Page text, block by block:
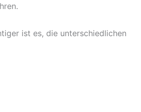
ist es, die unterschiedlichen